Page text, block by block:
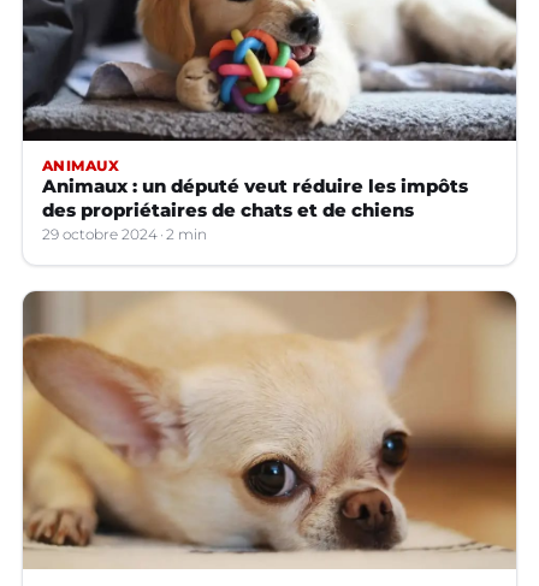
ANIMAUX
Animaux : un député veut réduire les impôts
des propriétaires de chats et de chiens
29 octobre 2024 2 min